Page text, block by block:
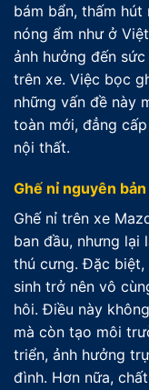
bám bẩn, thấm
nóng ẩm như ở
ảnh hưởng đến
trên xe. Việc bọc
những vấn đề này
toàn mới, đẳng
nội thất.
Ghế nỉ nguyên
Ghế nỉ trên xe
ban đầu, nhưng lại
thú cưng. Đặc
sinh trở nên vô
hôi. Điều này
mà còn tạo môi
triển, ảnh hưởng
đình. Hơn nữa,